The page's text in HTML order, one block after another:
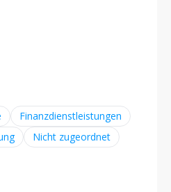
Finanzdienstleistungen
Nicht zugeordnet